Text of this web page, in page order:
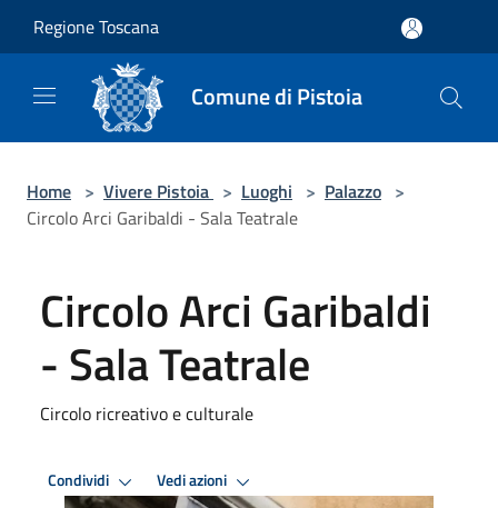
Regione Toscana
Comune di Pistoia
Home > Vivere Pistoia > Luoghi > Palazzo >
Circolo Arci Garibaldi - Sala Teatrale
Circolo Arci Garibaldi
- Sala Teatrale
Circolo ricreativo e culturale
Condividi Vedi azioni